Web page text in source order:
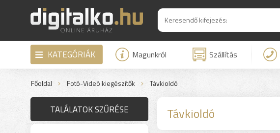
KATEGÓRIÁK Magunkról Szállítás
Főoldal Fotó-Videó kiegészítők Távkioldó
TALÁLATOK SZŰRÉSE Távkioldó